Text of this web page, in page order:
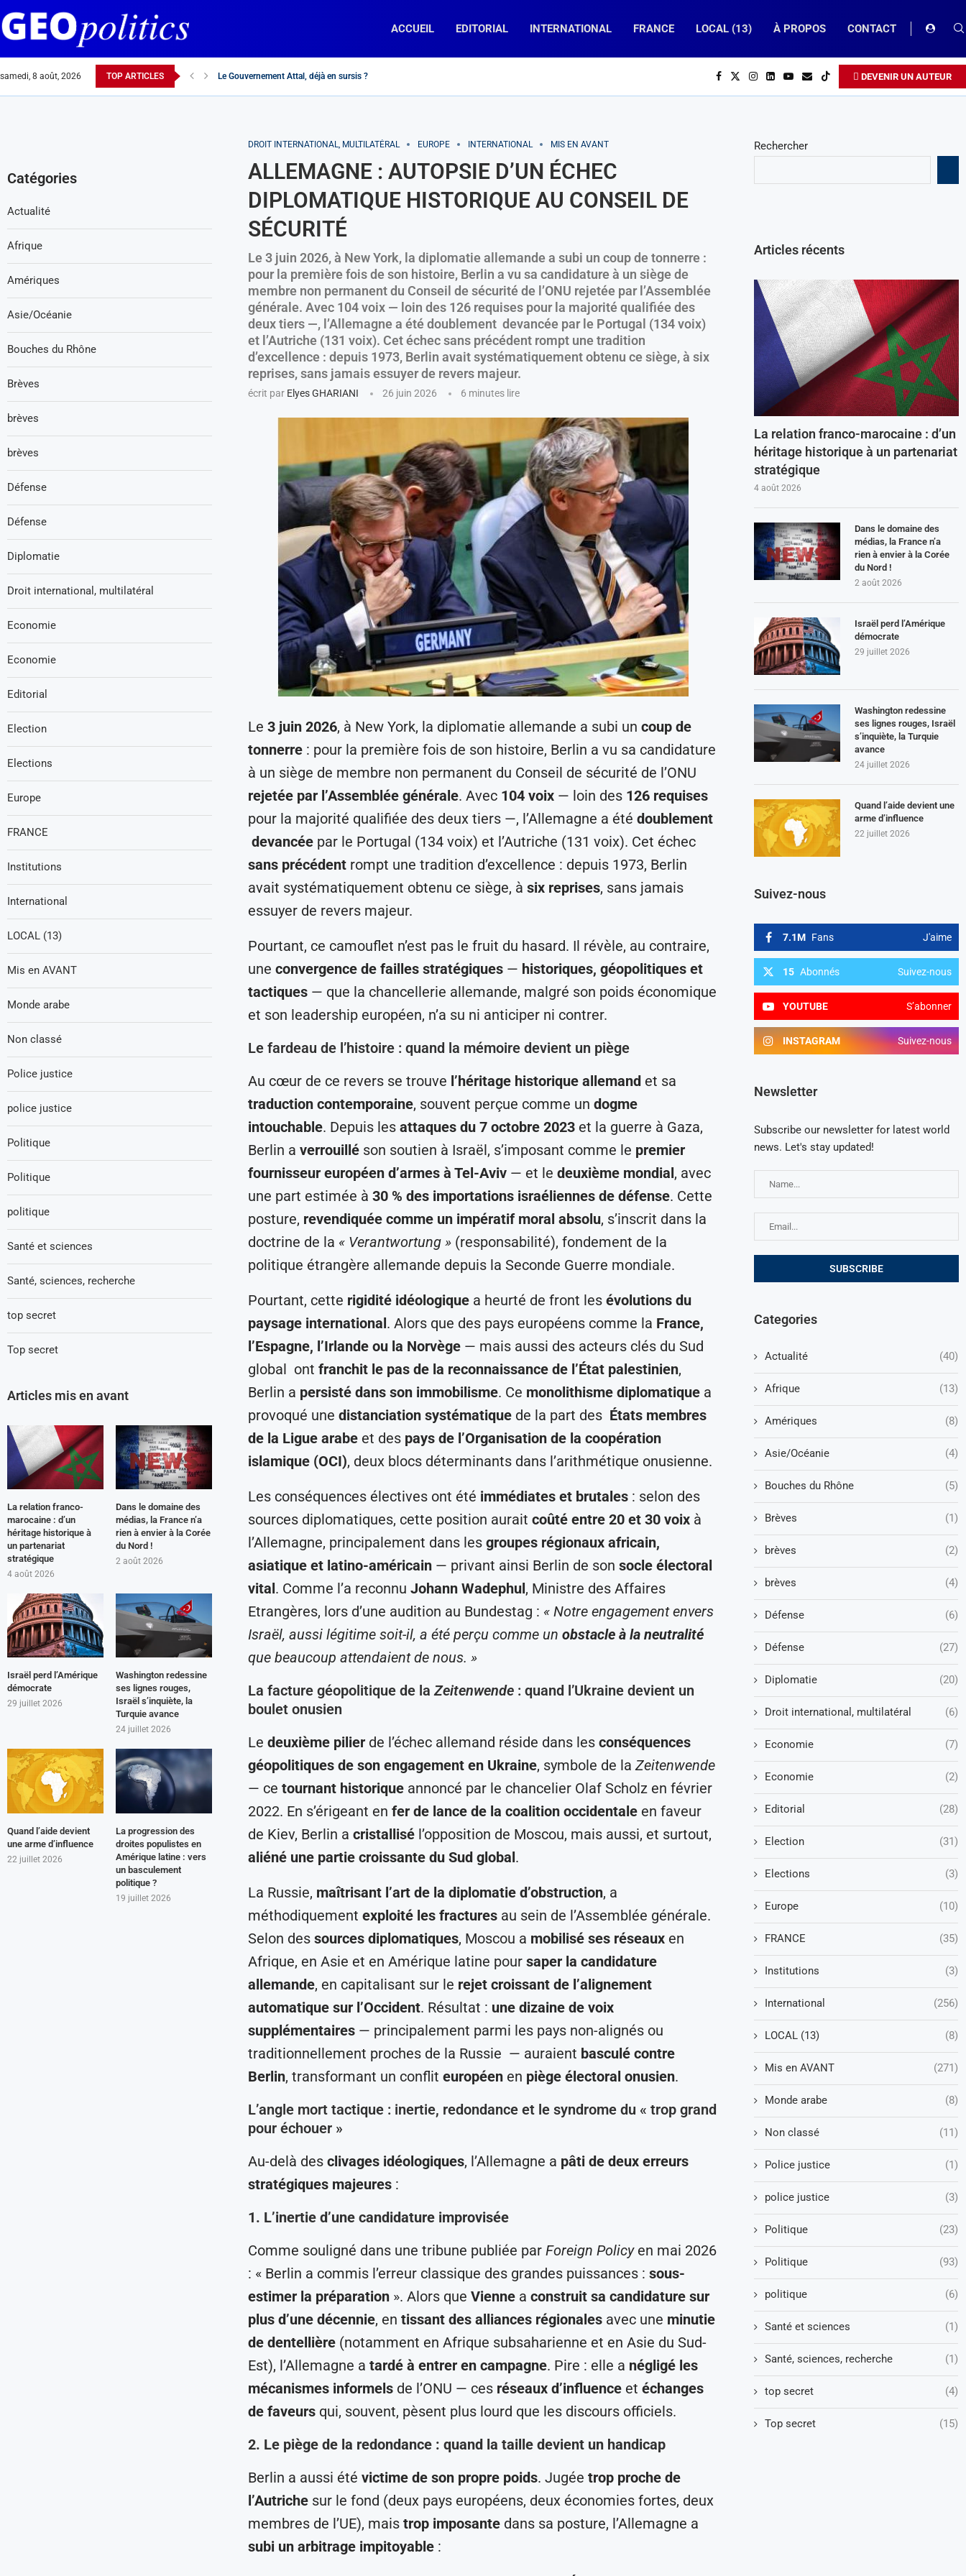
ACCUEIL EDITORIAL INTERNATIONAL FRANCE LOCAL (13) À PROPOS CONTACT
samedi, 8 août, 2026 TOP ARTICLES Elections européennes : « Rassemblement National » et « La France Insoumise », des chemins...
Interview de Monsieur Abdoulkader Kamil Mohamed, Premier ministre de Djibouti
La langue française au Maghreb : « fin de la divine idylle »...
Réchauffement France-Maroc : encore un effort !
Dans l’affaire de l’UNRWA, la diplomatie macronienne telle un mouton de...
Hannibal, source d’inspiration pour Napoléon
Rachida Dati « n’ayez pas peur » dit-elle…
France-Maroc : alliés ou concurrents en Afrique Subsaharienne?
Pourquoi l’hydre antisémite prospère-t-elle en France (et ailleurs…) ?
DEVENIR UN AUTEUR
DROIT INTERNATIONAL, MULTILATÉRAL EUROPE INTERNATIONAL MIS EN AVANT
ALLEMAGNE : AUTOPSIE D’UN ÉCHEC
DIPLOMATIQUE HISTORIQUE AU CONSEIL DE
SÉCURITÉ
Le 3 juin 2026, à New York, la diplomatie allemande a subi un coup de tonnerre :
pour la première fois de son histoire, Berlin a vu sa candidature à un siège de
membre non permanent du Conseil de sécurité de l’ONU rejetée par l’Assemblée
générale. Avec 104 voix — loin des 126 requises pour la majorité qualifiée des
deux tiers —, l’Allemagne a été doublement devancée par le Portugal (134 voix)
et l’Autriche (131 voix). Cet échec sans précédent rompt une tradition
d’excellence : depuis 1973, Berlin avait systématiquement obtenu ce siège, à six
reprises, sans jamais essuyer de revers majeur.
écrit par Elyes GHARIANI 26 juin 2026 6 minutes lire
Le 3 juin 2026, à New York, la diplomatie allemande a subi un coup de
tonnerre: pour la première fois de son histoire, Berlin a vu sa candidature
à un siège de membre non permanent du Conseil de sécurité de l’ONU
rejetée par l’Assemblée générale. Avec 104 voix— loin des 126 requises
pour la majorité qualifiée des deux tiers —, l’Allemagne a été doublement
devancéepar le Portugal (134 voix) et l’Autriche (131 voix). Cet échec
sans précédentrompt une tradition d’excellence : depuis 1973, Berlin
avait systématiquement obtenu ce siège, à six reprises, sans jamais
essuyer de revers majeur.
Pourtant, ce camouflet n’est pas le fruit du hasard. Il révèle, au contraire,
une convergence de failles stratégiques— historiques, géopolitiques et
tactiques— que la chancellerie allemande, malgré son poids économique
et son leadership européen, n’a su ni anticiper ni contrer.
Le fardeau de l’histoire : quand la mémoire devient un piège
Au cœur de ce revers se trouve l’héritage historique allemandet sa
traduction contemporaine, souvent perçue comme un dogme
intouchable. Depuis les attaques du 7 octobre 2023et la guerre à Gaza,
Berlin a verrouilléson soutien à Israël, s’imposant comme le premier
fournisseur européen d’armes à Tel-Aviv— et le deuxième mondial, avec
une part estimée à 30 % des importations israéliennes de défense. Cette
posture, revendiquée comme un impératif moral absolu, s’inscrit dans la
doctrine de la « Verantwortung »(responsabilité), fondement de la
politique étrangère allemande depuis la Seconde Guerre mondiale.
Pourtant, cette rigidité idéologiquea heurté de front les évolutions du
paysage international. Alors que des pays européens comme la France,
l’Espagne, l’Irlande ou la Norvège— mais aussi des acteurs clés du Sud
global ont franchit le pas de la reconnaissance de l’État palestinien,
Berlin a persisté dans son immobilisme. Ce monolithisme diplomatiquea
provoqué une distanciation systématiquede la part des États membres
de la Ligue arabeet des pays de l’Organisation de la coopération
islamique (OCI), deux blocs déterminants dans l’arithmétique onusienne.
Les conséquences électives ont été immédiates et brutales: selon des
sources diplomatiques, cette position aurait coûté entre 20 et 30 voixà
l’Allemagne, principalement dans les groupes régionaux africain,
asiatique et latino-américain— privant ainsi Berlin de son socle électoral
vital. Comme l’a reconnu Johann Wadephul, Ministre des Affaires
Etrangères, lors d’une audition au Bundestag : « Notre engagement envers
Israël, aussi légitime soit-il, a été perçu comme un obstacle à la neutralité
que beaucoup attendaient de nous. »
La facture géopolitique de laZeitenwende: quand l’Ukraine devient un
boulet onusien
Le deuxième pilierde l’échec allemand réside dans les conséquences
géopolitiques de son engagement en Ukraine, symbole de la Zeitenwende
— ce tournant historiqueannoncé par le chancelier Olaf Scholz en février
2022. En s’érigeant en fer de lance de la coalition occidentaleen faveur
de Kiev, Berlin a cristallisél’opposition de Moscou, mais aussi, et surtout,
aliéné une partie croissante du Sud global.
La Russie, maîtrisant l’art de la diplomatie d’obstruction, a
méthodiquement exploité les fracturesau sein de l’Assemblée générale.
Selon des sources diplomatiques, Moscou a mobilisé ses réseauxen
Afrique, en Asie et en Amérique latine pour saper la candidature
allemande, en capitalisant sur le rejet croissant de l’alignement
automatique sur l’Occident. Résultat : une dizaine de voix
supplémentaires— principalement parmi les pays non-alignés ou
traditionnellement proches de la Russie — auraient basculé contre
Berlin, transformant un conflit européenen piège électoral onusien.
L’angle mort tactique : inertie, redondance et le syndrome du « trop grand
pour échouer »
Au-delà des clivages idéologiques, l’Allemagne a pâti de deux erreurs
stratégiques majeures:
1. L’inertie d’une candidature improvisée
Comme souligné dans une tribune publiée par Foreign Policyen mai 2026
: « Berlin a commis l’erreur classique des grandes puissances : sous-
estimer la préparation». Alors que Viennea construit sa candidature sur
plus d’une décennie, en tissant des alliances régionalesavec une minutie
de dentellière(notamment en Afrique subsaharienne et en Asie du Sud-
Est), l’Allemagne a tardé à entrer en campagne. Pire : elle a négligé les
mécanismes informelsde l’ONU — ces réseaux d’influenceet échanges
de faveursqui, souvent, pèsent plus lourd que les discours officiels.
2. Le piège de la redondance : quand la taille devient un handicap
Berlin a aussi été victime de son propre poids. Jugée trop proche de
l’Autrichesur le fond (deux pays européens, deux économies fortes, deux
membres de l’UE), mais trop imposantedans sa posture, l’Allemagne a
subi un arbitrage impitoyable:
Rechercher
Articles récents
La relation franco-marocaine : d’un
héritage historique à un partenariat
stratégique
4 août 2026
Dans le domaine des
médias, la France n’a
rien à envier à la Corée
du Nord !
2 août 2026
Israël perd l’Amérique
démocrate
29 juillet 2026
Washington redessine
ses lignes rouges, Israël
s’inquiète, la Turquie
avance
24 juillet 2026
Quand l’aide devient une
arme d’influence
22 juillet 2026
Suivez-nous
7.1M Fans J'aime
15 Abonnés Suivez-nous
YOUTUBE S’abonner
INSTAGRAM Suivez-nous
Newsletter
Subscribe our newsletter for latest world
news. Let's stay updated!
Categories
Actualité (40)
Afrique (13)
Amériques (8)
Asie/Océanie (4)
Bouches du Rhône (5)
Brèves (1)
brèves (2)
brèves (4)
Défense (6)
Défense (27)
Diplomatie (20)
Droit international, multilatéral (6)
Economie (7)
Economie (2)
Editorial (28)
Election (31)
Elections (3)
Europe (10)
FRANCE (35)
Institutions (3)
International (256)
LOCAL (13) (8)
Mis en AVANT (271)
Monde arabe (8)
Non classé (11)
Police justice (1)
police justice (3)
Politique (23)
Politique (93)
politique (6)
Santé et sciences (1)
Santé, sciences, recherche (1)
top secret (4)
Top secret (15)
Catégories
Actualité
Afrique
Amériques
Asie/Océanie
Bouches du Rhône
Brèves
brèves
brèves
Défense
Défense
Diplomatie
Droit international, multilatéral
Economie
Economie
Editorial
Election
Elections
Europe
FRANCE
Institutions
International
LOCAL (13)
Mis en AVANT
Monde arabe
Non classé
Police justice
police justice
Politique
Politique
politique
Santé et sciences
Santé, sciences, recherche
top secret
Top secret
Articles mis en avant
La relation franco-
marocaine : d’un
héritage historique à
un partenariat
stratégique
4 août 2026
Dans le domaine des
médias, la France n’a
rien à envier à la Corée
du Nord !
2 août 2026
Israël perd l’Amérique
démocrate
29 juillet 2026
Washington redessine
ses lignes rouges,
Israël s’inquiète, la
Turquie avance
24 juillet 2026
Quand l’aide devient
une arme d’influence
22 juillet 2026
La progression des
droites populistes en
Amérique latine : vers
un basculement
politique ?
19 juillet 2026